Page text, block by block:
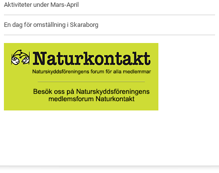
Aktiviteter under Mars-April
En dag för omställning i Skaraborg